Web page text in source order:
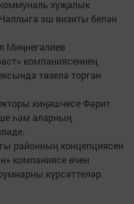
хуҗалык
эш визиты белән
Миңнегалиев
компаниясениең
төзелә торган
киңәшчесе Фәрит
һәм аларның
районның концепциясен
компаниясе өчен
күрсәттеләр.